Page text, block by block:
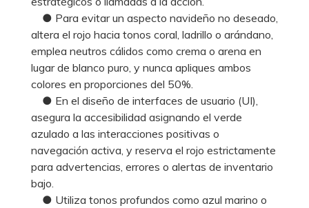
● Para evitar un aspecto navideño no deseado,
altera el rojo hacia tonos coral, ladrillo o arándano,
emplea neutros cálidos como crema o arena en
lugar de blanco puro, y nunca apliques ambos
colores en proporciones del 50%.
● En el diseño de interfaces de usuario (UI),
asegura la accesibilidad asignando el verde
azulado a las interacciones positivas o
navegación activa, y reserva el rojo estrictamente
para advertencias, errores o alertas de inventario
bajo.
● Utiliza tonos profundos como azul marino o